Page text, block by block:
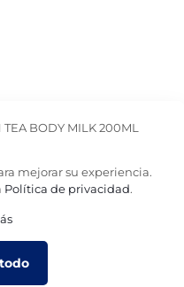
mejorar su experiencia.
Política de privacidad.